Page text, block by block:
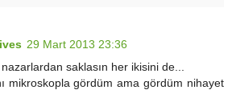
29 Mart 2013 23:36
saklasın her ikisini de...
mikroskopla gördüm ama gördüm nihayet